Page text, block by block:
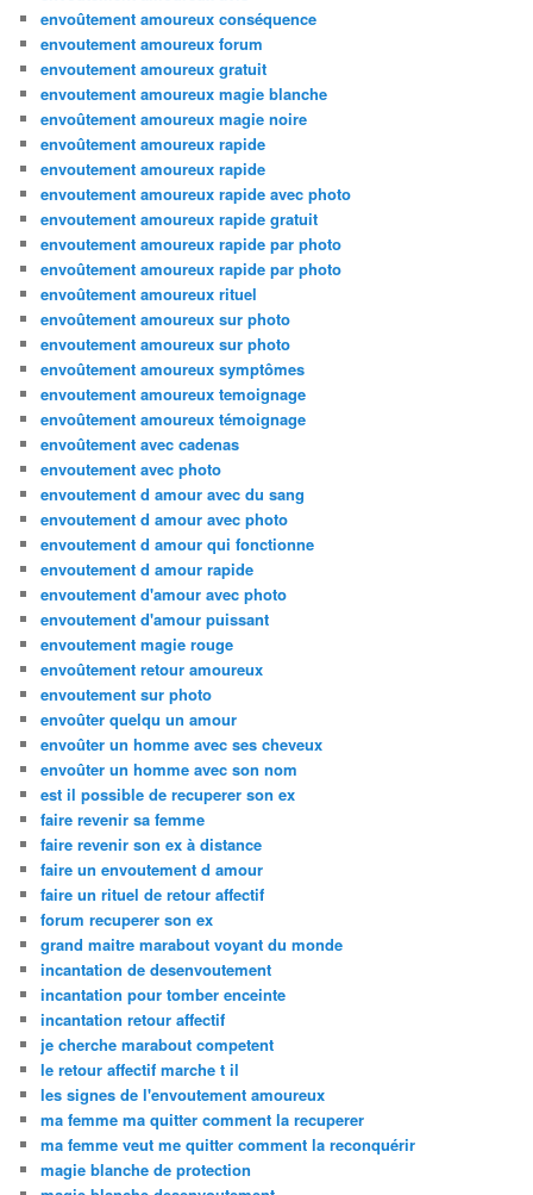
envoûtement amoureux conséquence
envoutement amoureux forum
envoutement amoureux gratuit
envoutement amoureux magie blanche
envoûtement amoureux magie noire
envoûtement amoureux rapide
envoutement amoureux rapide
envoutement amoureux rapide avec photo
envoutement amoureux rapide gratuit
envoutement amoureux rapide par photo
envoûtement amoureux rapide par photo
envoûtement amoureux rituel
envoûtement amoureux sur photo
envoutement amoureux sur photo
envoûtement amoureux symptômes
envoutement amoureux temoignage
envoûtement amoureux témoignage
envoûtement avec cadenas
envoutement avec photo
envoutement d amour avec du sang
envoutement d amour avec photo
envoutement d amour qui fonctionne
envoutement d amour rapide
envoutement d'amour avec photo
envoutement d'amour puissant
envoutement magie rouge
envoûtement retour amoureux
envoutement sur photo
envoûter quelqu un amour
envoûter un homme avec ses cheveux
envoûter un homme avec son nom
est il possible de recuperer son ex
faire revenir sa femme
faire revenir son ex à distance
faire un envoutement d amour
faire un rituel de retour affectif
forum recuperer son ex
grand maitre marabout voyant du monde
incantation de desenvoutement
incantation pour tomber enceinte
incantation retour affectif
je cherche marabout competent
le retour affectif marche t il
les signes de l'envoutement amoureux
ma femme ma quitter comment la recuperer
ma femme veut me quitter comment la reconquérir
magie blanche de protection